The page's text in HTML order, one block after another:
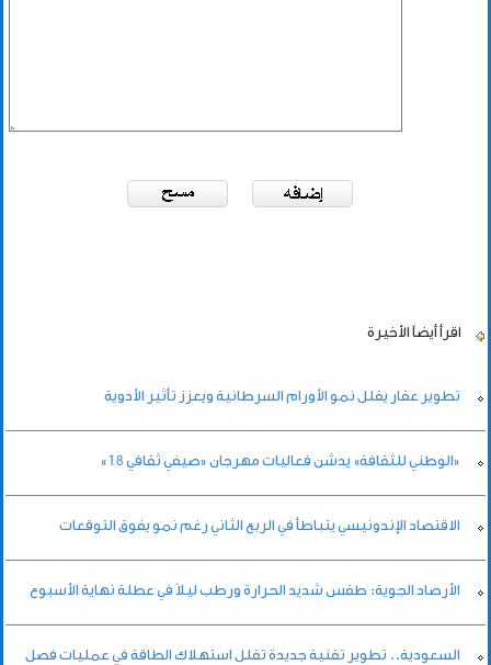
اقرأ أيضاً الأخيرة
تطوير عقار يقلل نمو الأورام السرطانية ويعزز تأثير الأدوية
«الوطني للثقافة» يدشن فعاليات مهرجان «صيفي ثقافي 18»
الاقتصاد الإندونيسي يتباطأ في الربع الثاني رغم نمو يفوق التوقعات
الأرصاد الجوية: طقس شديد الحرارة ورطب ليلاً في عطلة نهاية الأسبوع
السعودية.. تطوير تقنية جديدة تقلل استهلاك الطاقة في عمليات فصل